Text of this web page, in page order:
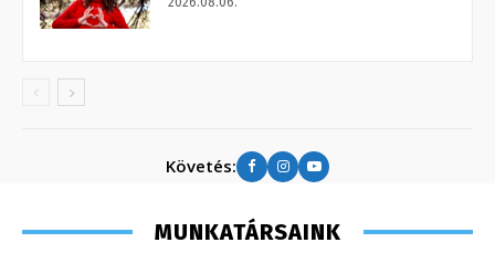
Követés:
MUNKATÁRSAINK